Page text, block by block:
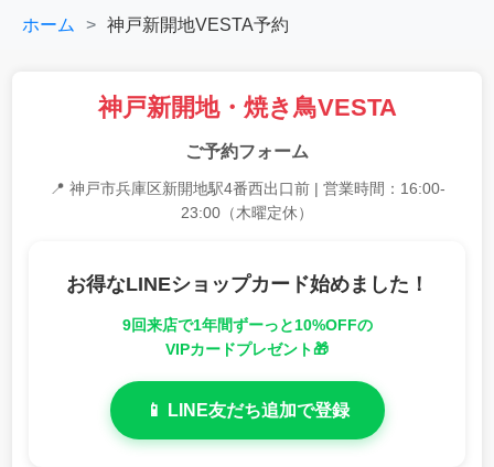
ホーム 神戸新開地VESTA予約
神戸新開地・焼き鳥VESTA
ご予約フォーム
📍 神戸市兵庫区新開地駅4番西出口前 | 営業時間：16:00-
23:00（木曜定休）
お得なLINEショップカード始めました！
9回来店で1年間ずーっと10%OFFの
VIPカードプレゼント🎁
📱 LINE友だち追加で登録